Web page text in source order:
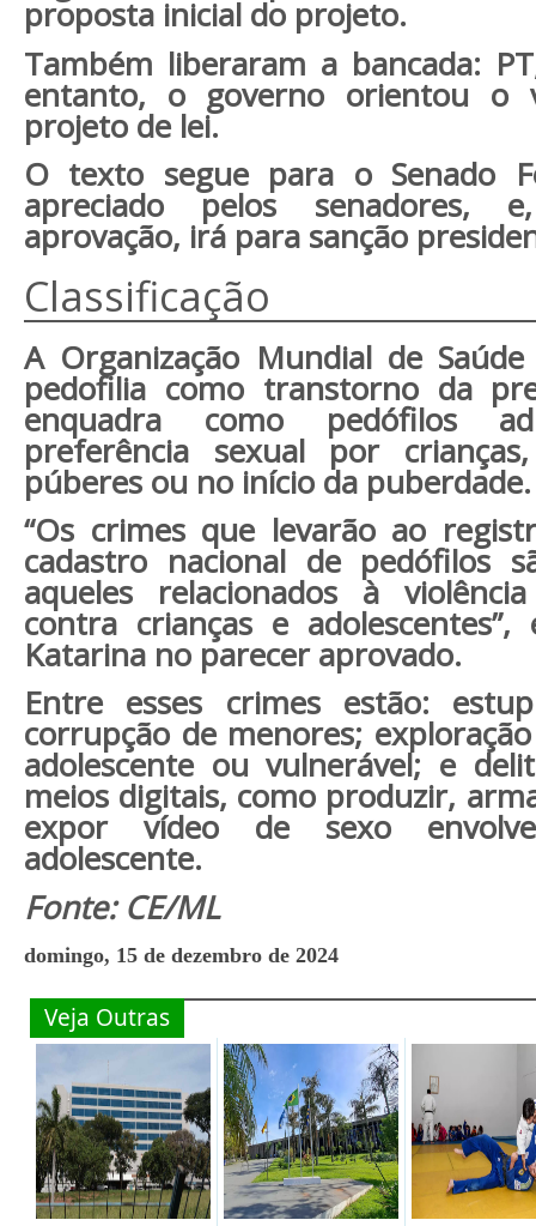
proposta inicial do projeto.
Também liberaram a bancada:
entanto, o governo orientou o
projeto de lei.
O texto segue para o Senado
apreciado pelos senadores,
aprovação, irá para sanção
Classificação
A Organização Mundial de
pedofilia como transtorno da
enquadra como pedófilos
preferência sexual por
púberes ou no início da puberdade.
“Os crimes que levarão ao
cadastro nacional de pedófilos
aqueles relacionados à
contra crianças e adolescentes”,
Katarina no parecer aprovado.
Entre esses crimes estão:
corrupção de menores;
adolescente ou vulnerável; e
meios digitais, como produzir,
expor vídeo de sexo
adolescente.
Fonte: CE/ML
domingo, 15 de dezembro de 2024
Veja Outras